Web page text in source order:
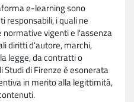
e-learning sono
responsabili, i quali ne
vigenti e l'assenza
diritti d'autore, marchi,
legge, da contratti o
Studi di Firenze è esonerata
in merito alla legittimità,